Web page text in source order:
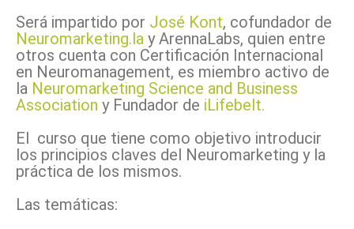
Será impartido por José Kont, cofundador de
Neuromarketing.la y ArennaLabs, quien entre
otros cuenta con Certificación Internacional
en Neuromanagement, es miembro activo de
la Neuromarketing Science and Business
Association y Fundador de iLifebelt.
El curso que tiene como objetivo introducir
los principios claves del Neuromarketing y la
práctica de los mismos.
Las temáticas: